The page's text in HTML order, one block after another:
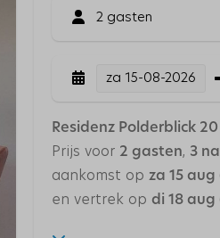
2 gasten
za 15-08-2026
Residenz Polderblick 20
Prijs voor 2 gasten, 3
aankomst op za 15 aug
en vertrek op di 18 aug